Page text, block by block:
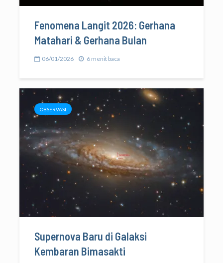
Fenomena Langit 2026: Gerhana
Matahari & Gerhana Bulan
06/01/2026 6 menit baca
OBSERVASI
Supernova Baru di Galaksi
Kembaran Bimasakti